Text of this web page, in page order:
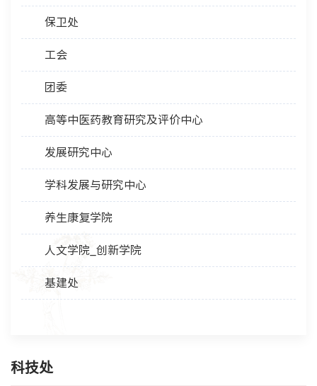
保卫处
工会
团委
高等中医药教育研究及评价中心
发展研究中心
学科发展与研究中心
养生康复学院
人文学院_创新学院
基建处
科技处